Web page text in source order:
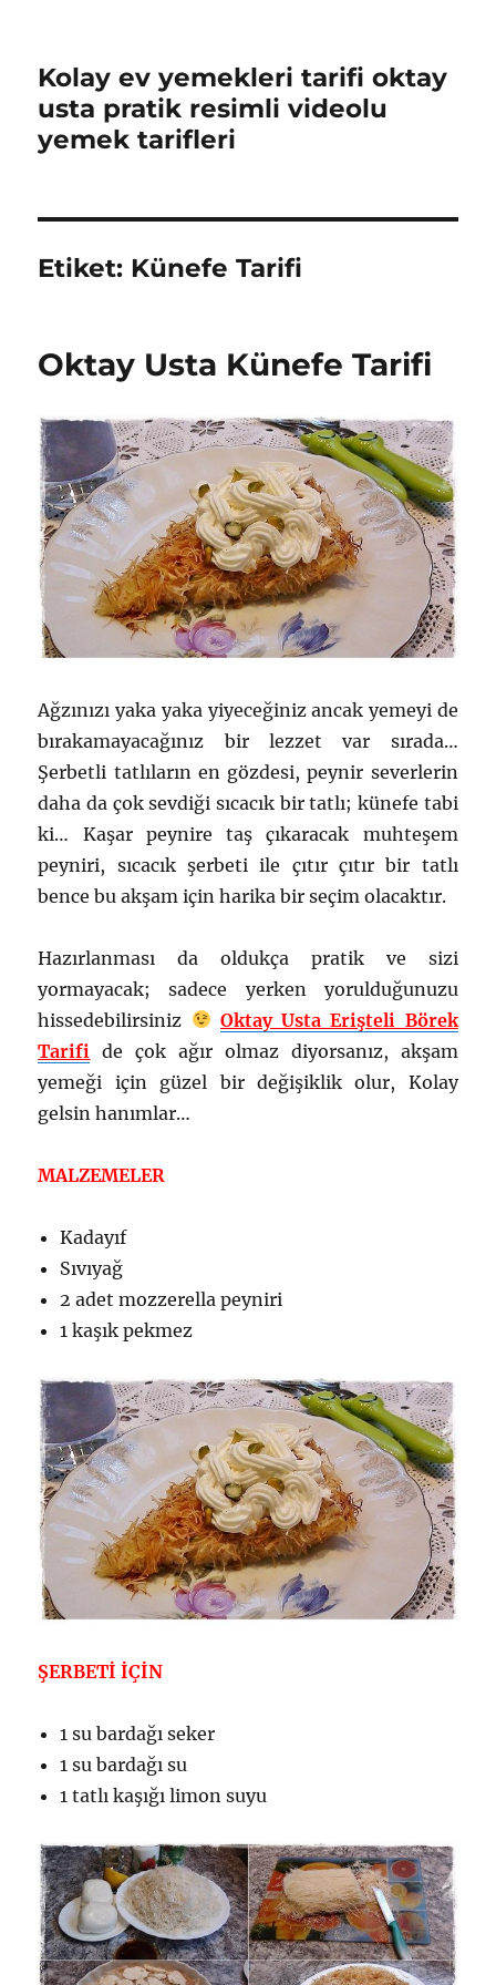
Kolay ev yemekleri tarifi oktay
usta pratik resimli videolu
yemek tarifleri
Etiket: Künefe Tarifi
Oktay Usta Künefe Tarifi
Ağzınızı yaka yaka yiyeceğiniz ancak yemeyi de
bırakamayacağınız bir lezzet var sırada…
Şerbetli tatlıların en gözdesi, peynir severlerin
daha da çok sevdiği sıcacık bir tatlı; künefe tabi
ki… Kaşar peynire taş çıkaracak muhteşem
peyniri, sıcacık şerbeti ile çıtır çıtır bir tatlı
bence bu akşam için harika bir seçim olacaktır.
Hazırlanması da oldukça pratik ve sizi
yormayacak; sadece yerken yorulduğunuzu
hissedebilirsiniz
Oktay Usta Erişteli Börek
Tarifi de çok ağır olmaz diyorsanız, akşam
yemeği için güzel bir değişiklik olur, Kolay
gelsin hanımlar…
MALZEMELER
Kadayıf
Sıvıyağ
2 adet mozzerella peyniri
1 kaşık pekmez
ŞERBETİ İÇİN
1 su bardağı seker
1 su bardağı su
1 tatlı kaşığı limon suyu